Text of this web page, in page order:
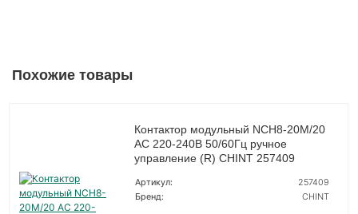
Похожие товары
Контактор модульный NCH8-20M/20
AC 220-240В 50/60Гц ручное
управление (R) CHINT 257409
Артикул:
257409
Бренд:
CHINT